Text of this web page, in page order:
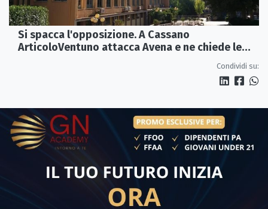
Si spacca l'opposizione. A Cassano
ArticoloVentuno attacca Avena e ne chiede le
Condividi su: